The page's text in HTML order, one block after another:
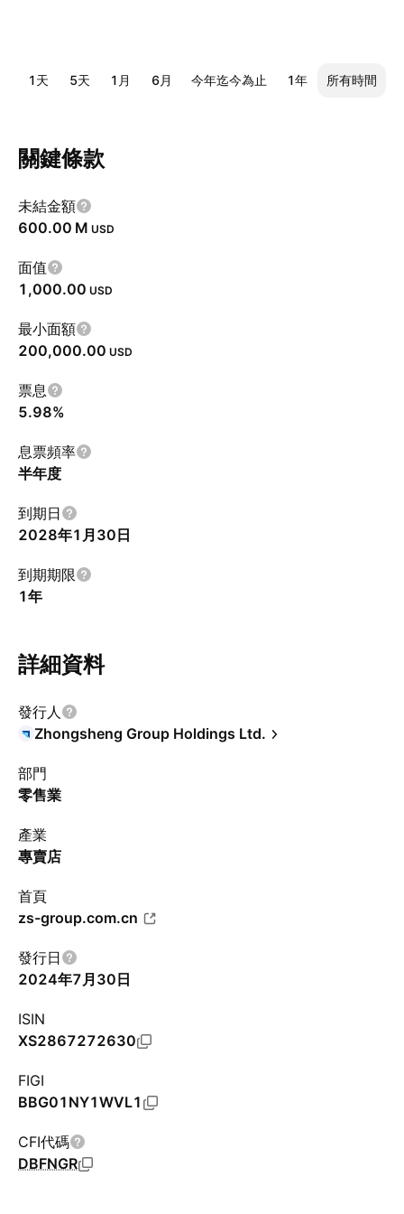
1天 5天 1月 6月 今年迄今為止 1年 所有時間
關鍵條款
未結金額
‪600.00 M‬ USD
面值
1,000.00 USD
最小面額
200,000.00 USD
票息
5.98%
息票頻率
半年度
到期日
2028年1月30日
到期期限
1年
詳細資料
發行人
Zhongsheng Group Holdings Ltd.
部門
零售業
產業
專賣店
首頁
zs-group.com.cn
發行日
2024年7月30日
ISIN
XS2867272630
FIGI
BBG01NY1WVL1
CFI代碼
DBFNGR